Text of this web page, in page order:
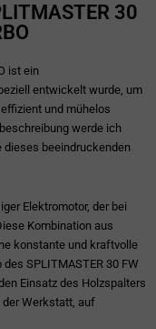
30
ist ein
entwickelt wurde, um
und mühelos
werde ich
dieses beeindruckenden
Elektromotor, der bei
Kombination aus
konstante und kraftvolle
SPLITMASTER 30 FW
Einsatz des Holzspalters
der Werkstatt, auf